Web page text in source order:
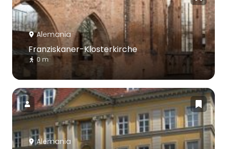
Alemania
Franziskaner-Klosterkirche
0 m
Alemania